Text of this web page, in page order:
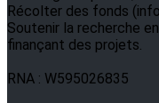
Récolter des fonds
Soutenir la recherche
finançant des projets.
RNA : W595026835